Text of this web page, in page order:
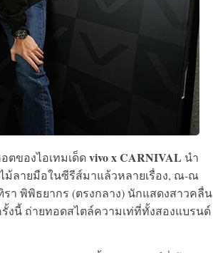
ตของไอเทมเด็ดvivo x CARNIVAL นำ
ม้ลายมือในซีรีส์มาแล้วหลายเรื่อง, ณ-ณ
า พิพิธยากร (ตรงกลาง) นักแสดงสาวคลื่น
งนี้ ถ่ายทอดสไตล์ความเท่ที่ทั้งสองแบรนด์